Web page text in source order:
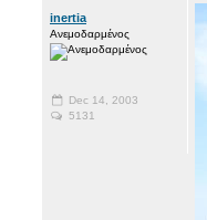
inertia
Ανεμοδαρμένος
Dec 14, 2003
5131